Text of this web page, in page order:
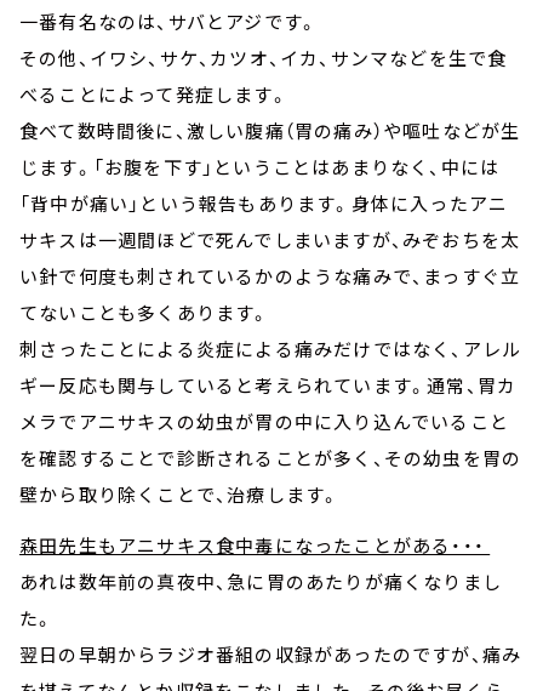
一番有名なのは、サバとアジです。
その他、イワシ、サケ、カツオ、イカ、サンマなどを生で食
べることによって発症します。
食べて数時間後に、激しい腹痛（胃の痛み）や嘔吐などが生
じます。「お腹を下す」ということはあまりなく、中には
「背中が痛い」という報告もあります。身体に入ったアニ
サキスは一週間ほどで死んでしまいますが、みぞおちを太
い針で何度も刺されているかのような痛みで、まっすぐ立
てないことも多くあります。
刺さったことによる炎症による痛みだけではなく、アレル
ギー反応も関与していると考えられています。通常、胃カ
メラでアニサキスの幼虫が胃の中に入り込んでいること
を確認することで診断されることが多く、その幼虫を胃の
壁から取り除くことで、治療します。
森田先生もアニサキス食中毒になったことがある・・・
あれは数年前の真夜中、急に胃のあたりが痛くなりまし
た。
翌日の早朝からラジオ番組の収録があったのですが、痛み